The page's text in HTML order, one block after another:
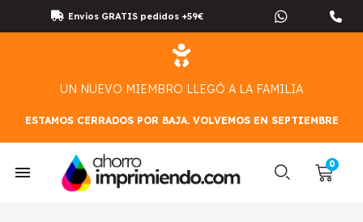
Envíos GRATIS pedidos +59€
UN NUEVO MIEMBRO LLEGÓ A LA FAMILIA
ESTAMOS CERRADOS POR BAJA. VOLVEMOS EN SEPTIEMBRE